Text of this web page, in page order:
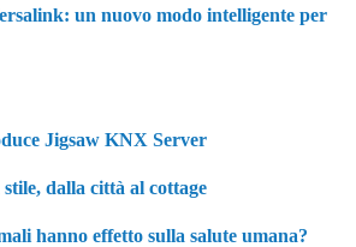
un nuovo modo intelligente per
Jigsaw KNX Server
dalla città al cottage
hanno effetto sulla salute umana?